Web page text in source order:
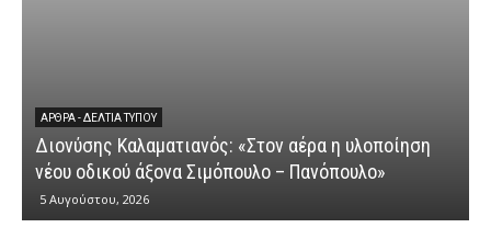
ΆΡΘΡΑ - ΔΕΛΤΊΑ ΤΎΠΟΥ
Διονύσης Καλαματιανός: «Στον αέρα η υλοποίηση
νέου οδικού άξονα Σιμόπουλο – Πανόπουλο»
5 Αυγούστου, 2026